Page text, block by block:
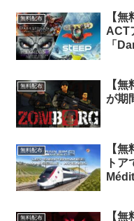
無料配布
【
ACT
「
無料配布
【
が期
無料配布
【
ト
無料配布 【